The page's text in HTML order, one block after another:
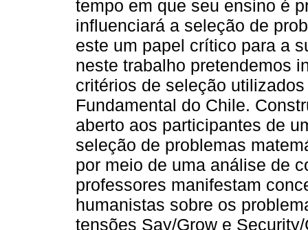
tempo em que seu ensino é
influenciará a seleção de
este um papel crítico para a
neste trabalho pretendemos
critérios de seleção
Fundamental do Chile.
aberto aos participantes de
seleção de problemas
por meio de uma análise de
professores manifestam
humanistas sobre os
tensões Say/Grow e